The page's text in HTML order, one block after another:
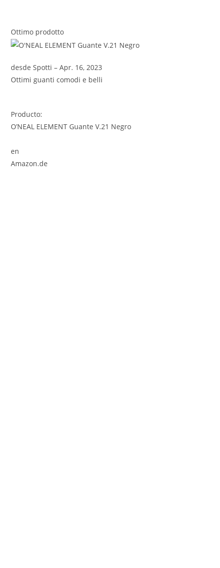
Ottimo prodotto
desde Spotti – Apr. 16, 2023
Ottimi guanti comodi e belli
Producto:
O’NEAL ELEMENT Guante V.21 Negro
en
Amazon.de